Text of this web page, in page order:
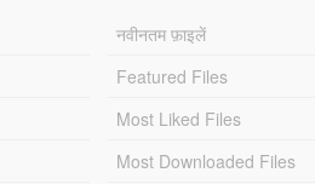
नवीनतम फ़ाइलें
Featured Files
Most Liked Files
Most Downloaded Files